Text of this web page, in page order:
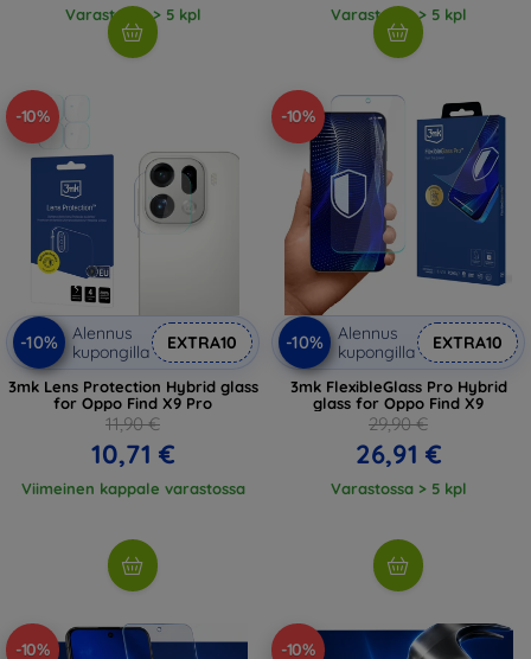
Varastossa > 5 kpl Varastossa > 5 kpl
-10%
-10%
Alennus
kupongilla
EXTRA10
3mk Lens Protection Hybrid glass
for Oppo Find X9 Pro
11,90 €
10,71 €
Viimeinen kappale varastossa
-10%
-10%
Alennus
kupongilla
EXTRA10
3mk FlexibleGlass Pro Hybrid
glass for Oppo Find X9
29,90 €
26,91 €
Varastossa > 5 kpl
-10% -10%